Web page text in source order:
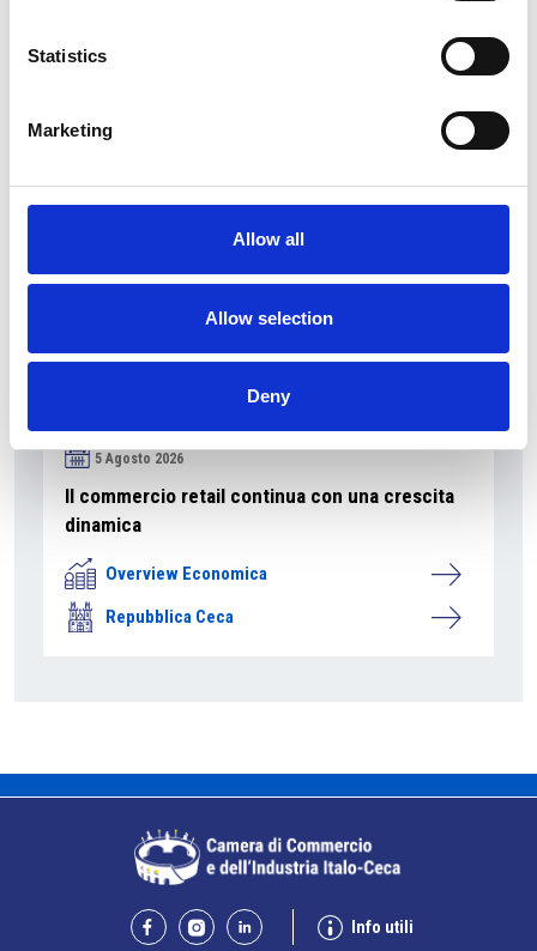
Statistics
Marketing
Allow all
Allow selection
Deny
Accelera la ripresa dell’industria nel corso del
Repubblica Ceca
5 Agosto 2026
Il commercio retail continua con una crescita
dinamica
Overview Economica
Repubblica Ceca
Info utili